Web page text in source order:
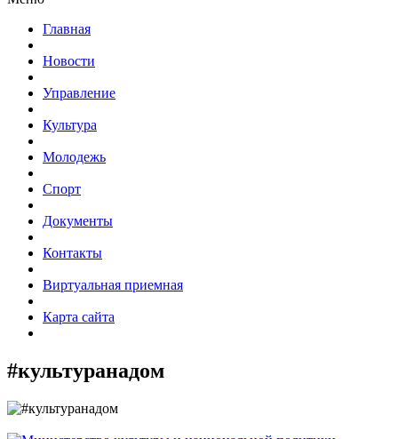
Главная
Новости
Управление
Культура
Молодежь
Спорт
Документы
Контакты
Виртуальная приемная
Карта сайта
#культуранадом